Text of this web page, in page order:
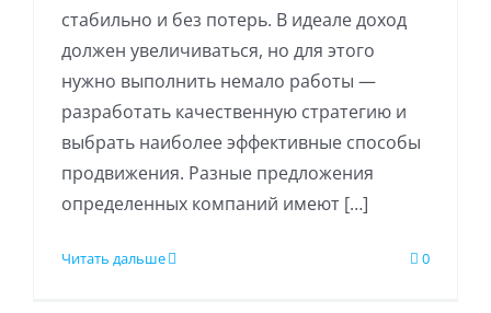
стабильно и без потерь. В идеале доход
должен увеличиваться, но для этого
нужно выполнить немало работы —
разработать качественную стратегию и
выбрать наиболее эффективные способы
продвижения. Разные предложения
определенных компаний имеют […]
Читать дальше 0